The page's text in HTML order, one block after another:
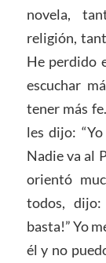
novela,
religión,
He perdido
escuchar
tener más
les dijo:
Nadie va al
orientó
todos,
basta!” Yo
él y no